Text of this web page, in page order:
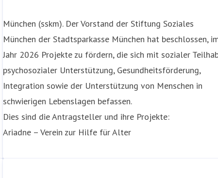
München (sskm). Der Vorstand der Stiftung Soziales
München der Stadtsparkasse München hat beschlossen,
Jahr 2026 Projekte zu fördern, die sich mit sozialer
psychosozialer Unterstützung, Gesundheitsförderung,
Integration sowie der Unterstützung von Menschen in
schwierigen Lebenslagen befassen.
Dies sind die Antragsteller und ihre Projekte:
Ariadne – Verein zur Hilfe für Alter